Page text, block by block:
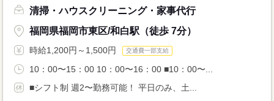
清掃・ハウスクリーニング・家事代行
福岡県福岡市東区/和白駅（徒歩 7分）
時給1,200円～1,500円 交通費一部支給
10：00〜15：00 10：00〜16：00 ■10：00〜...
■シフト制 週2〜勤務可能！ 平日のみ、土...